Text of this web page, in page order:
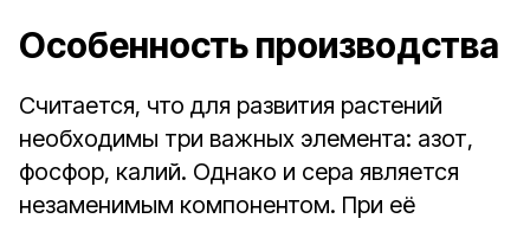
Особенность производства
Считается, что для развития растений
необходимы три важных элемента: азот,
фосфор, калий. Однако и сера является
незаменимым компонентом. При её